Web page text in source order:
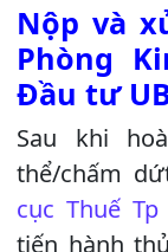
Nộp và
Phòng
Đầu tư
Sau khi
thể/chấm
cục Thuế
tiến hành